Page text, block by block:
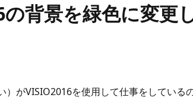
背景を緑色に変更
）がVISIO2016を使用して仕事をしてい